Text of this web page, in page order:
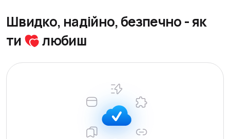
Швидко, надійно, безпечно- як
ти
любиш